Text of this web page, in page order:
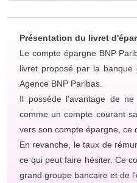
Présentation du livret
Le compte épargne BNP
livret proposé par la
Agence BNP Paribas.
Il possède l'avantage de
comme un compte courant
vers son compte épargne, ce
En revanche, le taux de
ce qui peut faire hésiter. Ce
grand groupe bancaire et de